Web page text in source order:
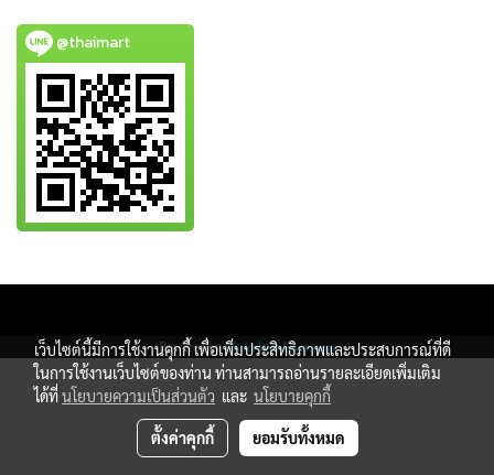
@thaimart
Powered byMakeWebEasy.com
เว็บไซต์นี้มีการใช้งานคุกกี้ เพื่อเพิ่มประสิทธิภาพและประสบการณ์ที่ดี
ในการใช้งานเว็บไซต์ของท่าน ท่านสามารถอ่านรายละเอียดเพิ่มเติม
ได้ที่นโยบายความเป็นส่วนตัว และ นโยบายคุกกี้
ตั้งค่าคุกกี้ ยอมรับทั้งหมด